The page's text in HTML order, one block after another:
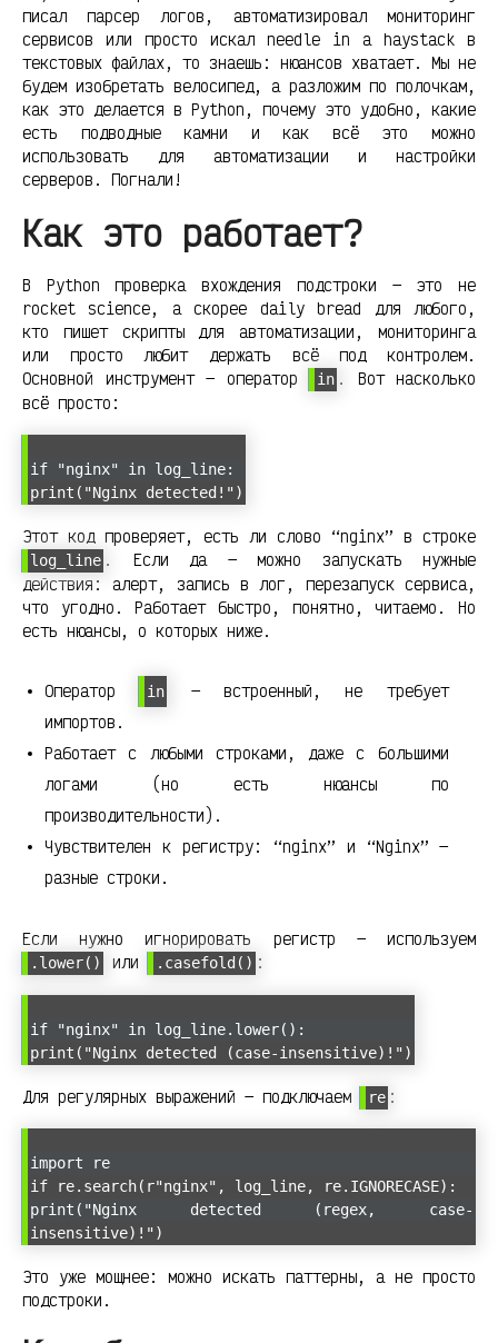
писал парсер логов, автоматизировал мониторинг
сервисов или просто искал needle in a haystack в
текстовых файлах, то знаешь: нюансов хватает. Мы не
будем изобретать велосипед, а разложим по полочкам,
как это делается в Python, почему это удобно, какие
есть подводные камни и как всё это можно
использовать для автоматизации и настройки
серверов. Погнали!
Как это работает?
В Python проверка вхождения подстроки — это не
rocket science, а скорее daily bread для любого,
кто пишет скрипты для автоматизации, мониторинга
или просто любит держать всё под контролем.
Основной инструмент — оператор
in . Вот насколько
всё просто:
if "nginx" in log_line:
print("Nginx detected!")
Этот код проверяет, есть ли слово “nginx” в строке
log_line . Если да — можно запускать нужные
действия: алерт, запись в лог, перезапуск сервиса,
что угодно. Работает быстро, понятно, читаемо. Но
есть нюансы, о которых ниже.
Оператор in
— встроенный, не требует
импортов.
Работает с любыми строками, даже с большими
логами (но есть нюансы по
производительности).
Чувствителен к регистру: “nginx” и “Nginx” —
разные строки.
Если нужно игнорировать регистр — используем
.lower() или .casefold() :
if "nginx" in log_line.lower():
print("Nginx detected (case-insensitive)!")
Для регулярных выражений — подключаем re :
import re
if re.search(r"nginx", log_line, re.IGNORECASE):
print("Nginx detected (regex, case-
insensitive)!")
Это уже мощнее: можно искать паттерны, а не просто
подстроки.